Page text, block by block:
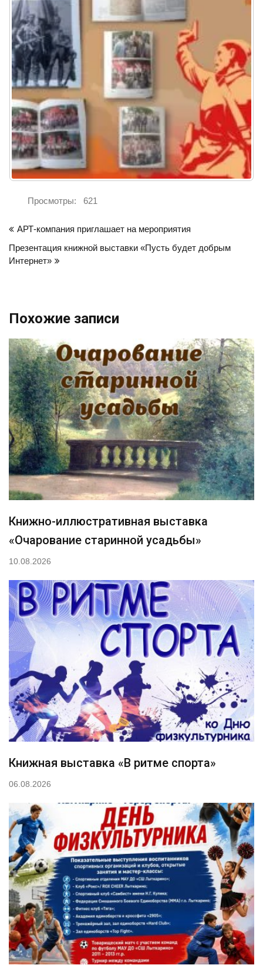
Просмотры: 621
по
записям
АРТ-компания приглашает на мероприятия
Презентация книжной выставки «Пусть будет добрым
Интернет»
Похожие записи
Книжно-иллюстративная выставка
«Очарование старинной усадьбы»
10.08.2026
Книжная выставка «В ритме спорта»
06.08.2026